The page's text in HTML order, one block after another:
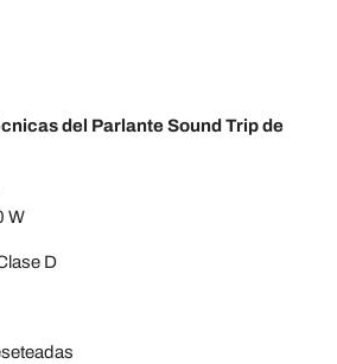
del Parlante Sound Trip de
W
D